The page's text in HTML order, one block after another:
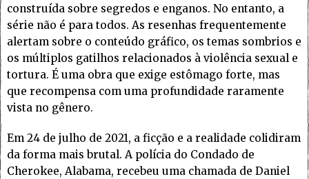
construída sobre segredos e enganos. No entanto, a
série não é para todos. As resenhas frequentemente
alertam sobre o conteúdo gráfico, os temas sombrios e
os múltiplos gatilhos relacionados à violência sexual e
tortura. É uma obra que exige estômago forte, mas
que recompensa com uma profundidade raramente
vista no gênero.
Em 24 de julho de 2021, a ficção e a realidade colidiram
da forma mais brutal. A polícia do Condado de
Cherokee, Alabama, recebeu uma chamada de Daniel